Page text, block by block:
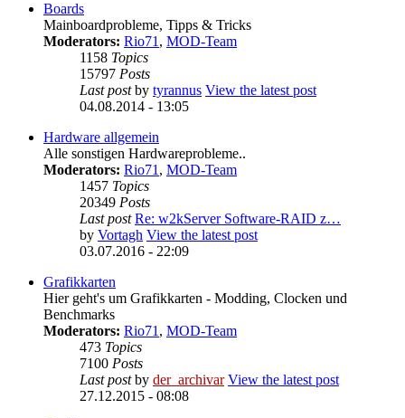
Boards
Mainboardprobleme, Tipps & Tricks
Moderators: Rio71, MOD-Team
1158 Topics
15797 Posts
Last postby tyrannus View the latest post
04.08.2014 - 13:05
Hardware allgemein
Alle sonstigen Hardwareprobleme..
Moderators: Rio71, MOD-Team
1457 Topics
20349 Posts
Last post Re: w2kServer Software-RAID z…
by Vortagh View the latest post
03.07.2016 - 22:09
Grafikkarten
Hier geht's um Grafikkarten - Modding, Clocken und
Benchmarks
Moderators: Rio71, MOD-Team
473 Topics
7100 Posts
Last postby der_archivar View the latest post
27.12.2015 - 08:08